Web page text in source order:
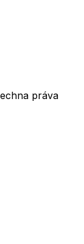
práva